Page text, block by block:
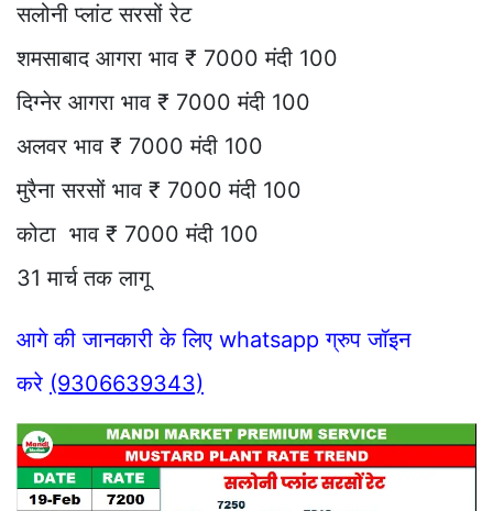
सलोनी प्लांट सरसों रेट
शमसाबाद आगरा भाव ₹ 7000 मंदी 100
दिग्नेर आगरा भाव ₹ 7000 मंदी 100
अलवर भाव ₹ 7000 मंदी 100
मुरैना सरसों भाव ₹ 7000 मंदी 100
कोटा भाव ₹ 7000 मंदी 100
31 मार्च तक लागू
आगे की जानकारी के लिए whatsapp ग्रुप जॉइन
करे (9306639343)